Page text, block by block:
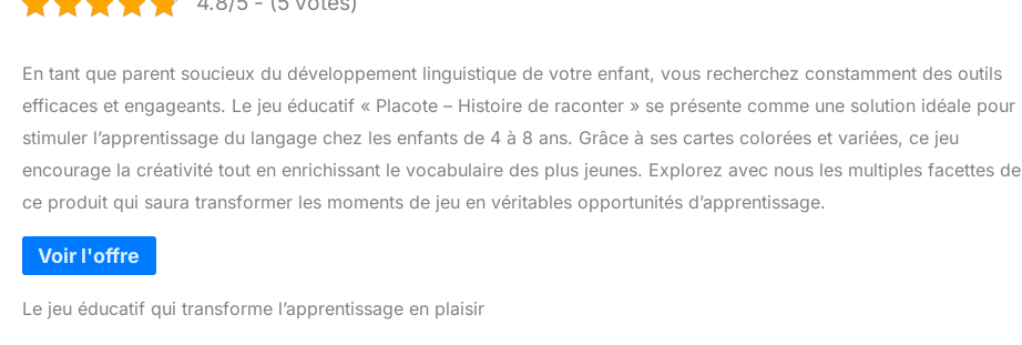
En tant que parent soucieux du développement linguistique de votre enfant, vous recherchez constamment des outils
efficaces et engageants. Le jeu éducatif « Placote – Histoire de raconter » se présente comme une solution idéale pour
stimuler l’apprentissage du langage chez les enfants de 4 à 8 ans. Grâce à ses cartes colorées et variées, ce jeu
encourage la créativité tout en enrichissant le vocabulaire des plus jeunes. Explorez avec nous les multiples facettes de
ce produit qui saura transformer les moments de jeu en véritables opportunités d’apprentissage.
Le jeu éducatif qui transforme l’apprentissage en plaisir